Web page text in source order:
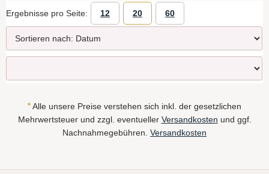
Ergebnisse pro Seite: 12 20 60
* Alle unsere Preise verstehen sich inkl. der gesetzlichen
Mehrwertsteuer und zzgl. eventueller Versandkosten und ggf.
Nachnahmegebühren. Versandkosten